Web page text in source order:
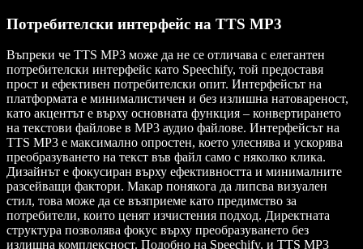
Потребителски интерфейс на TTS MP3
Въпреки че TTS MP3 може да не се отличава с елегантен
потребителски интерфейс като Speechify, той предоставя
прост и ефективен потребителски опит. Интерфейсът на
платформата е минималистичен и без излишна натовареност,
като акцентът е върху основната функция – конвертирането
на текстови файлове в MP3 аудио файлове. Интерфейсът на
TTS MP3 е максимално опростен, което улеснява и ускорява
преобразуването на текст във файл само с няколко клика.
Дизайнът е фокусиран върху ефективността и минималните
разсейващи фактори. Макар понякога да липсва визуален
стил, това може да се възприеме като предимство за
потребители, които ценят изчистения подход. Директната
структура позволява фокус върху преобразуването без
излишна комплексност. Подобно на Speechify, и TTS MP3